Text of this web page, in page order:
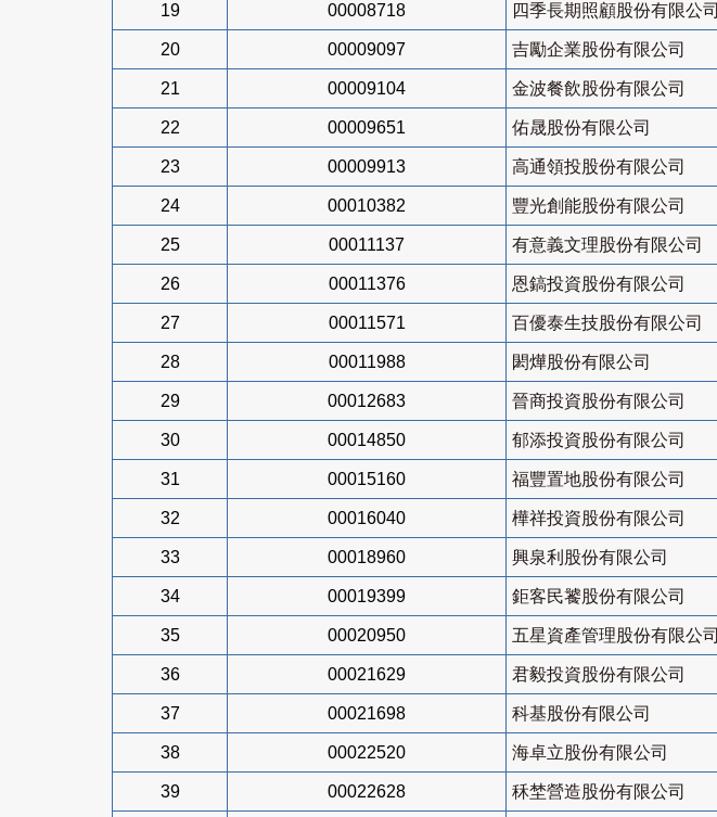
19 00008718 四季長期照顧股份有限公司
20 00009097 吉勵企業股份有限公司
21 00009104 金波餐飲股份有限公司
22 00009651 佑晟股份有限公司
23 00009913 高通領投股份有限公司
24 00010382 豐光創能股份有限公司
25 00011137 有意義文理股份有限公司
26 00011376 恩鎬投資股份有限公司
27 00011571 百優泰生技股份有限公司
28 00011988 閎燁股份有限公司
29 00012683 晉商投資股份有限公司
30 00014850 郁添投資股份有限公司
31 00015160 福豐置地股份有限公司
32 00016040 樺祥投資股份有限公司
33 00018960 興泉利股份有限公司
34 00019399 鉅客民饕股份有限公司
35 00020950 五星資產管理股份有限公司
36 00021629 君毅投資股份有限公司
37 00021698 科基股份有限公司
38 00022520 海卓立股份有限公司
39 00022628 秝埜營造股份有限公司